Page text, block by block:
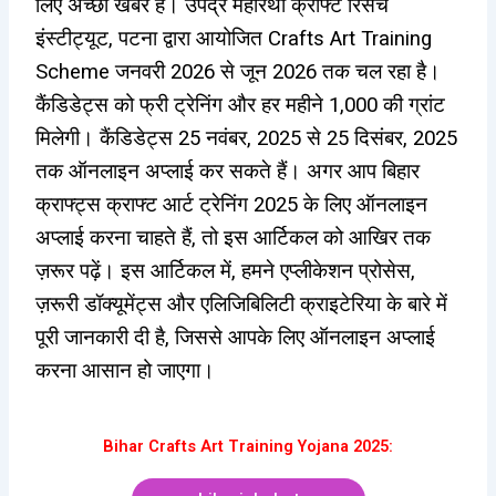
लिए अच्छी खबर है। उपेंद्र महारथी क्राफ्ट रिसर्च
इंस्टीट्यूट, पटना द्वारा आयोजित Crafts Art Training
Scheme जनवरी 2026 से जून 2026 तक चल रहा है।
कैंडिडेट्स को फ्री ट्रेनिंग और हर महीने ₹1,000 की ग्रांट
मिलेगी। कैंडिडेट्स 25 नवंबर, 2025 से 25 दिसंबर, 2025
तक ऑनलाइन अप्लाई कर सकते हैं। अगर आप बिहार
क्राफ्ट्स क्राफ्ट आर्ट ट्रेनिंग 2025 के लिए ऑनलाइन
अप्लाई करना चाहते हैं, तो इस आर्टिकल को आखिर तक
ज़रूर पढ़ें। इस आर्टिकल में, हमने एप्लीकेशन प्रोसेस,
ज़रूरी डॉक्यूमेंट्स और एलिजिबिलिटी क्राइटेरिया के बारे में
पूरी जानकारी दी है, जिससे आपके लिए ऑनलाइन अप्लाई
करना आसान हो जाएगा।
Bihar Crafts Art Training Yojana 2025: